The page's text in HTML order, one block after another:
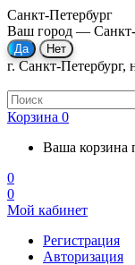
Санкт-Петербург
Ваш город —
г. Санкт-
Корзина 0
Ваша корзина
0
0
Мой кабинет
Регистрация
Авторизация